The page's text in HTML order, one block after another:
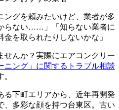
ングを頼みたいけど、業者が多
らない……」「知らない業者に
を取られたりしないかな」
せんか？実際にエアコンクリー
ニング」に関するトラブル相談
る下町エリアから、近年再開発
、多彩な顔を持つ台東区。古い